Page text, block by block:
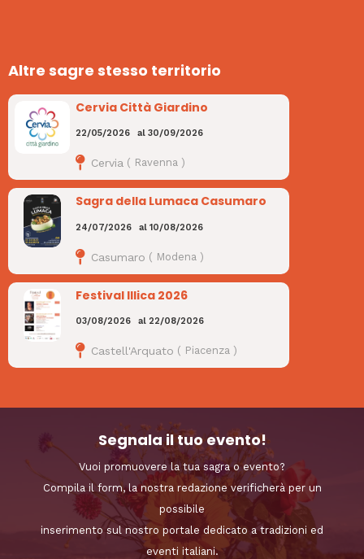
Altre sagre stesso territorio
Cervia Città Giardino
22/05/2026 al 30/09/2026
Cervia ( Ravenna)
Sagra della Lumaca Casumaro
24/07/2026 al 10/08/2026
Casumaro ( Modena )
Festival Illica 2026
03/08/2026 al 22/08/2026
Castell'Arquato ( Piacenza)
Segnala il tuo evento!
Vuoi promuovere la tua sagra o evento?
Compila il form, la nostra redazione verificherà per un
possibile
inserimento sul nostro portale dedicato a tradizioni ed
eventi italiani.